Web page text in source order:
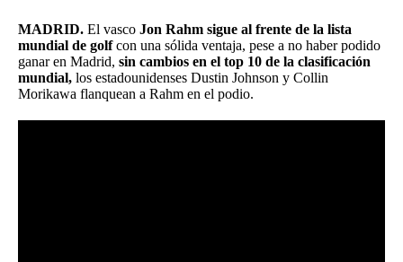
MADRID. El vasco Jon Rahm sigue al frente de la lista
mundial de golfcon una sólida ventaja, pese a no haber podido
ganar en Madrid, sin cambios en el top 10 de la clasificación
mundial, los estadounidenses Dustin Johnson y Collin
Morikawa flanquean a Rahm en el podio.